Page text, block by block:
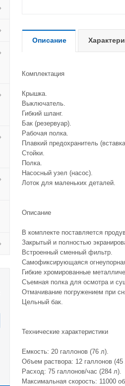
Описание
Комплектация
Крышка.
Выключатель.
Гибкий шланг.
Бак (резервуар).
Рабочая полка.
Плавкий предохранитель
Стойки.
Полка.
Насосный узел (насос).
Лоток для маленьких деталей.
Описание
В комплекте поставляется
Закрытый и полностью
Встроенный сменный фильтр.
Самофиксирующаяся
Гибкие хромированные
Съемная полка для осмотра и
Отмачивание погружением при
Цельный бак.
Технические характеристики
Емкость: 20 галлонов (76 л).
Объем раствора: 12 галлонов (45
Расход: 75 галлонов/час (284 л).
Максимальная скорость: 11000